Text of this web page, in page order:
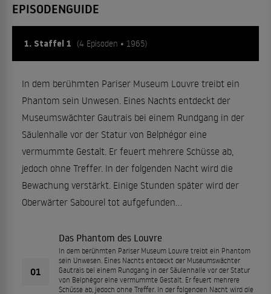
EPISODENGUIDE
1. Staffel 1 (4 Episoden • 1965)
In dem berühmten Pariser Museum Louvre treibt ein
Phantom sein Unwesen. Eines Nachts entdeckt der
Museumswächter Gautrais bei einem Rundgang in der
Säulenhalle vor der Statur von Belphégor eine
vermummte Gestalt. Er feuert mehrere Schüsse ab,
jedoch ohne Treffer. In der folgenden Nacht wird die
Bewachung verstärkt. Einige Stunden später wird der
Oberwärter Sabourel tot aufgefunden...
01
Das Phantom des Louvre
In dem berühmten Pariser Museum Louvre treibt ein Phantom
sein Unwesen. Eines Nachts entdeckt der Museumswächter
Gautrais bei einem Rundgang in der Säulenhalle vor der Statur
von Belphégor eine vermummte Gestalt. Er feuert mehrere
Schüsse ab, jedoch ohne Treffer. In der folgenden Nacht wird die